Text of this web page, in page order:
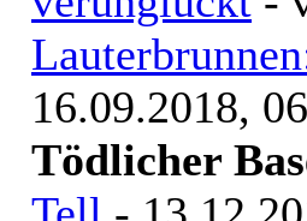
16.09.2018,
Tödlicher